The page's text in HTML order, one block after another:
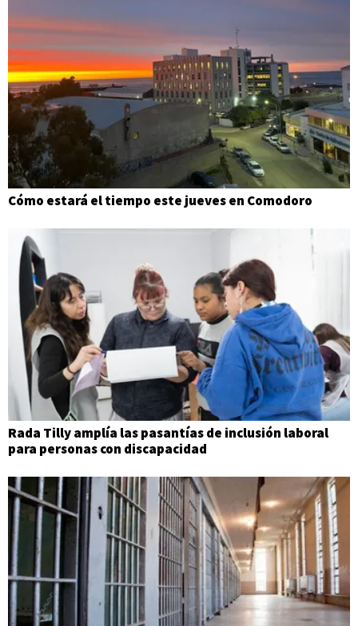
Cómo estará el tiempo este jueves en Comodoro
Rada Tilly amplía las pasantías de inclusión laboral
para personas con discapacidad